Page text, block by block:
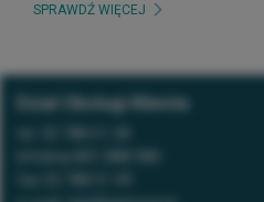
SPRAWDŹ WIĘCEJ
Dział Obsługi Klienta